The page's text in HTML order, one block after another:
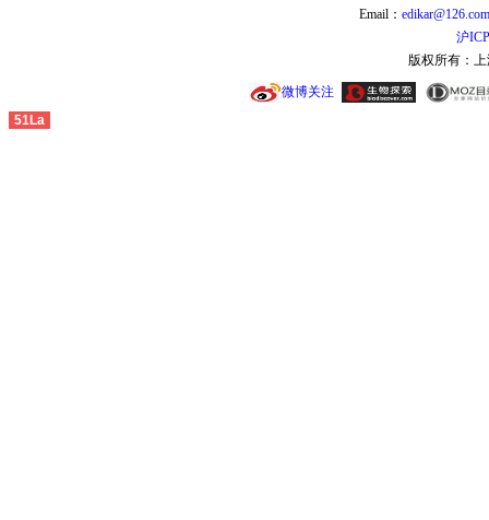
Email： edikar@126.com
沪
版权所有：
微博关注
51La